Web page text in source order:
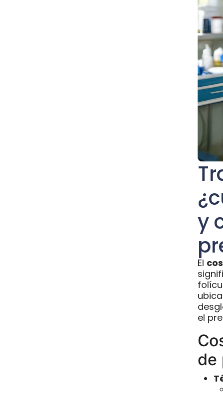
y
El
el
de